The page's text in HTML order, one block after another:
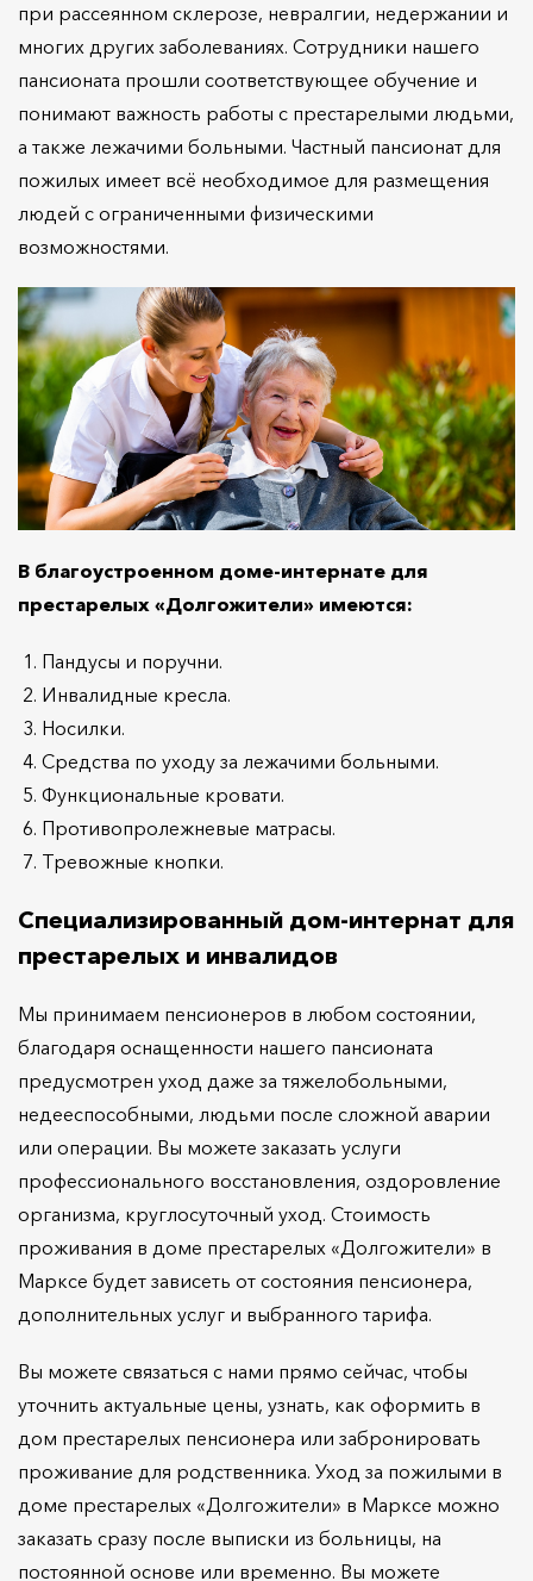
при рассеянном склерозе, невралгии, недержании и
многих других заболеваниях. Сотрудники нашего
пансионата прошли соответствующее обучение и
понимают важность работы с престарелыми людьми,
а также лежачими больными. Частный пансионат для
пожилых имеет всё необходимое для размещения
людей с ограниченными физическими
возможностями.
В благоустроенном доме-интернате для
престарелых «Долгожители» имеются:
Пандусы и поручни.
Инвалидные кресла.
Носилки.
Средства по уходу за лежачими больными.
Функциональные кровати.
Противопролежневые матрасы.
Тревожные кнопки.
Специализированный дом-интернат для
престарелых и инвалидов
Мы принимаем пенсионеров в любом состоянии,
благодаря оснащенности нашего пансионата
предусмотрен уход даже за тяжелобольными,
недееспособными, людьми после сложной аварии
или операции. Вы можете заказать услуги
профессионального восстановления, оздоровление
организма, круглосуточный уход. Стоимость
проживания в доме престарелых «Долгожители» в
Марксе будет зависеть от состояния пенсионера,
дополнительных услуг и выбранного тарифа.
Вы можете связаться с нами прямо сейчас, чтобы
уточнить актуальные цены, узнать, как оформить в
дом престарелых пенсионера или забронировать
проживание для родственника. Уход за пожилыми в
доме престарелых «Долгожители» в Марксе можно
заказать сразу после выписки из больницы, на
постоянной основе или временно. Вы можете